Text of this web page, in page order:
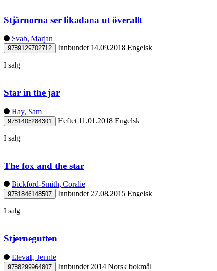
Stjärnorna ser likadana ut överallt
Svab, Marjan
9789129702712 Innbundet 14.09.2018 Engelsk
I salg
Star in the jar
Hay, Sam
9781405284301 Heftet 11.01.2018 Engelsk
I salg
The fox and the star
Bickford-Smith, Coralie
9781846148507 Innbundet 27.08.2015 Engelsk
I salg
Stjernegutten
Elevall, Jennie
9788299964807 Innbundet 2014 Norsk bokmål